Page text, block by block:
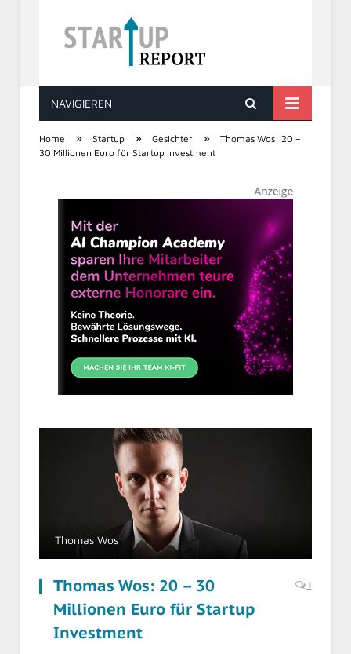
STARTUP REPORT
NAVIGIEREN
Home » Startup » Gesichter »
Thomas Wos: 20 –
30 Millionen Euro für Startup Investment
Thomas Wos
Thomas Wos: 20 – 30
Millionen Euro für Startup
Investment
1